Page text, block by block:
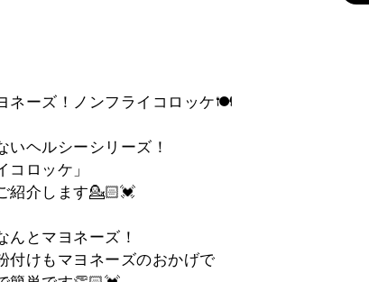
ネーズ！ノンフライコロッケ🍽
いヘルシーシリーズ！
コロッケ」
紹介します💁🏻💓
んとマヨネーズ！
付けもマヨネーズのおかげで